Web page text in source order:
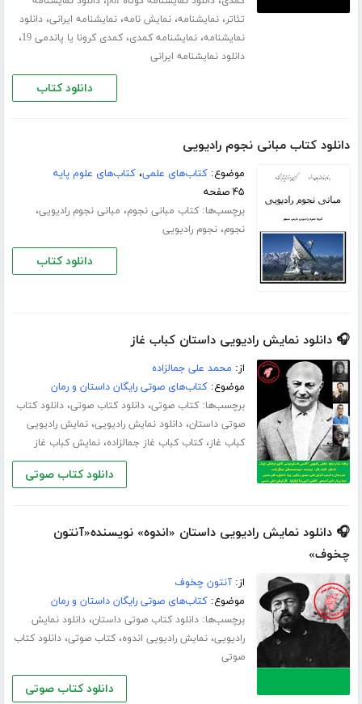
تئاتر،نمایشنامه،نمایش نامه،نمایشنامه ایرانی،دانلود
نمایشنامه،نمایشنامه کمدی،کمدی کرونا یا پاندمی 19 ،
دانلود نمایشنامه ایرانی
دانلود کتاب
دانلود کتاب مبانی نجوم رادیویی
موضوع:کتاب‌های علمی،کتاب‌های علوم پایه
۴۵ صفحه
برچسب‌ها:کتاب مبانی نجوم، مبانی نجوم رادیویی،
نجوم،نجوم رادیویی
دانلود کتاب
🎧 دانلود نمایش رادیویی داستان کباب غاز
از: محمد علی جمالزاده
موضوع:کتاب‌های صوتی رایگان داستان و رمان
برچسب‌ها:کتاب صوتی،دانلود کتاب صوتی،دانلود کتاب
صوتی داستان،دانلود نمایش رادیویی،نمایش رادیویی
کباب غاز،کتاب کباب غاز جمالزاده،نمایش کباب غاز
دانلود کتاب صوتی
🎧 دانلود نمایش رادیویی داستان «اندوه» نویسنده«آنتون
چخوف»
از:آنتون چخوف
موضوع:کتاب‌های صوتی رایگان داستان و رمان
برچسب‌ها:دانلود کتاب صوتی داستان،دانلود نمایش
رادیویی،نمایش رادیویی اندوه،کتاب صوتی،دانلود کتاب
صوتی
دانلود کتاب صوتی